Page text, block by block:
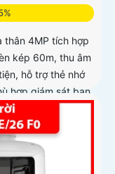
thân 4MP tích hợp
kép 60m, thu âm
hỗ trợ thẻ nhớ
hợp giám sát ban